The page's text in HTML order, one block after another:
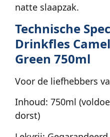
natte slaapzak.
Technische
Drinkfles
Green 750ml
Voor de liefhebbers
Inhoud: 750ml
dorst)